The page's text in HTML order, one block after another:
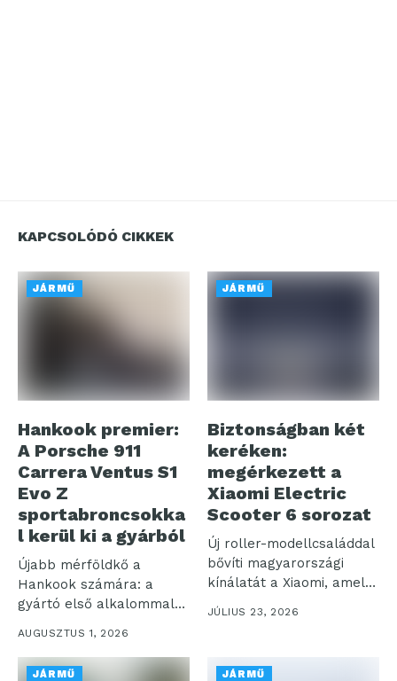
KAPCSOLÓDÓ CIKKEK
JÁRMŰ
Hankook premier:
A Porsche 911
Carrera Ventus S1
Evo Z
sportabroncsokka
l kerül ki a gyárból
Újabb mérföldkő a
Hankook számára: a
gyártó első alkalommal
AUGUSZTUS 1, 2026
JÁRMŰ
Biztonságban két
keréken:
megérkezett a
Xiaomi Electric
Scooter 6 sorozat
Új roller-modellcsaláddal
bővíti magyarországi
kínálatát a Xiaomi, amely
a korábbiakhoz képest
nagyobb...
JÚLIUS 23, 2026
JÁRMŰ JÁRMŰ